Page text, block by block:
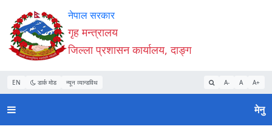
Accessibility
Mode
सुरु
गर्नुहोस्
सामाग्री
पढ्नुहाेस्
नेभिगेसन
पढ्नुहाेस्
वेबसाइट
खोजमा
जानुहोस्
नेपाल सरकार
गृह मन्त्रालय
जिल्ला प्रशासन कार्यालय, दाङ्ग
EN डार्क मोड न्यून व्यान्डविथ A- A A+
मेनु